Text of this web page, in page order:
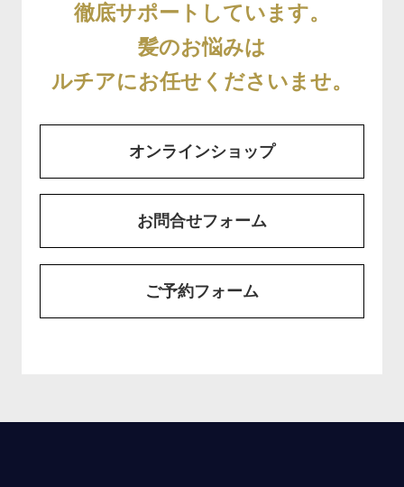
徹底サポートしています。
髪のお悩みは
ルチアにお任せくださいませ。
オンラインショップ
お問合せフォーム
ご予約フォーム